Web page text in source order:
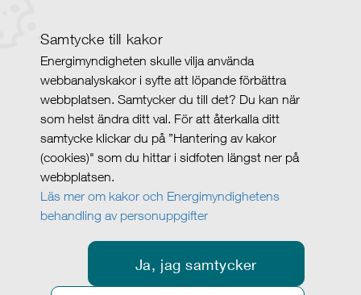
Samtycke till kakor
Energimyndigheten skulle vilja använda
webbanalyskakor i syfte att löpande förbättra
webbplatsen. Samtycker du till det? Du kan när
som helst ändra ditt val. För att återkalla ditt
samtycke klickar du på ”Hantering av kakor
(cookies)" som du hittar i sidfoten längst ner på
webbplatsen.
Läs mer om kakor och Energimyndighetens
behandling av personuppgifter
Ja, jag samtycker